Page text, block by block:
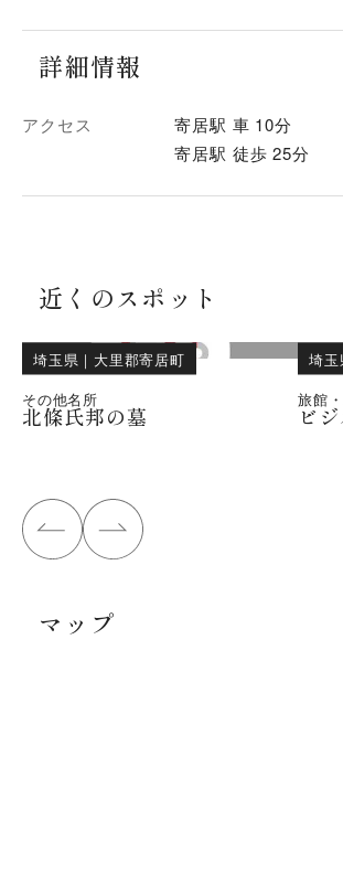
詳細情報
アクセス
寄居駅 車 10分
寄居駅 徒歩 25分
近くのスポット
埼玉県 ｜ 大里郡寄居町
その他名所
北條氏邦の墓
埼玉
旅館
ビ
マップ